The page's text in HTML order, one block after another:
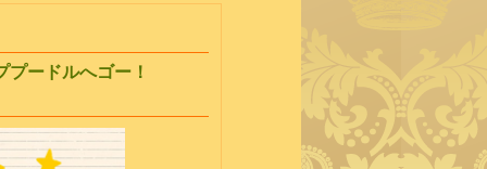
ードルへゴー！